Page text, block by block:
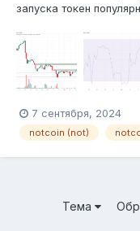
запуска токен
будущее
просела на 36%.
восстановление. Хот...
7 сентября, 2024
notcoin (not)
Тема